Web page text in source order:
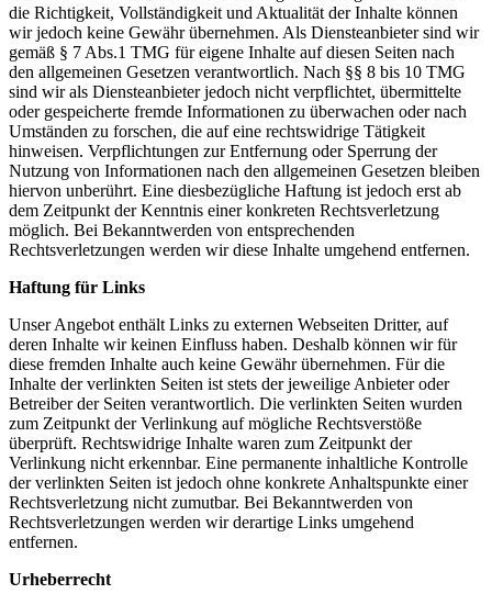
die Richtigkeit, Vollständigkeit und Aktualität der Inhalte können
wir jedoch keine Gewähr übernehmen. Als Diensteanbieter sind wir
gemäß § 7 Abs.1 TMG für eigene Inhalte auf diesen Seiten nach
den allgemeinen Gesetzen verantwortlich. Nach §§ 8 bis 10 TMG
sind wir als Diensteanbieter jedoch nicht verpflichtet, übermittelte
oder gespeicherte fremde Informationen zu überwachen oder nach
Umständen zu forschen, die auf eine rechtswidrige Tätigkeit
hinweisen. Verpflichtungen zur Entfernung oder Sperrung der
Nutzung von Informationen nach den allgemeinen Gesetzen bleiben
hiervon unberührt. Eine diesbezügliche Haftung ist jedoch erst ab
dem Zeitpunkt der Kenntnis einer konkreten Rechtsverletzung
möglich. Bei Bekanntwerden von entsprechenden
Rechtsverletzungen werden wir diese Inhalte umgehend entfernen.
Haftung für Links
Unser Angebot enthält Links zu externen Webseiten Dritter, auf
deren Inhalte wir keinen Einfluss haben. Deshalb können wir für
diese fremden Inhalte auch keine Gewähr übernehmen. Für die
Inhalte der verlinkten Seiten ist stets der jeweilige Anbieter oder
Betreiber der Seiten verantwortlich. Die verlinkten Seiten wurden
zum Zeitpunkt der Verlinkung auf mögliche Rechtsverstöße
überprüft. Rechtswidrige Inhalte waren zum Zeitpunkt der
Verlinkung nicht erkennbar. Eine permanente inhaltliche Kontrolle
der verlinkten Seiten ist jedoch ohne konkrete Anhaltspunkte einer
Rechtsverletzung nicht zumutbar. Bei Bekanntwerden von
Rechtsverletzungen werden wir derartige Links umgehend
entfernen.
Urheberrecht